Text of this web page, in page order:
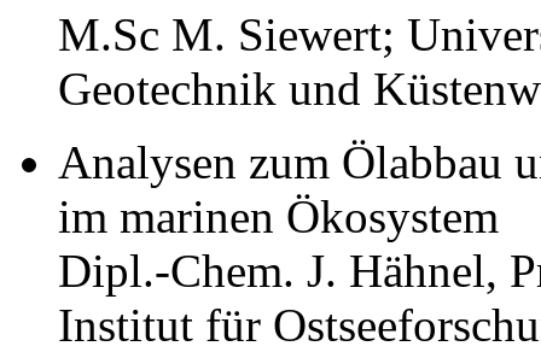
M.Sc M. Siewert;
Geotechnik und
Analysen zum Ölabbau
im marinen Ökosystem
Dipl.-Chem. J. Hähnel,
Institut für